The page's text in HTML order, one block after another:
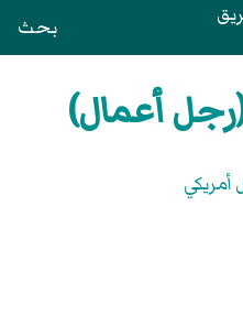
بحث
أعمال)
أمريكي